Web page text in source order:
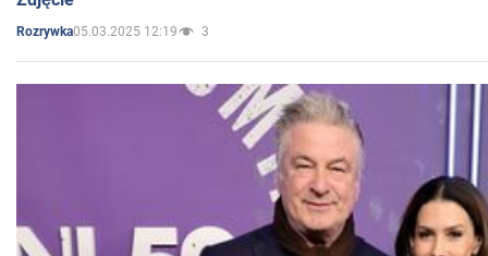
Rozrywka05.03.2025 12:19 3